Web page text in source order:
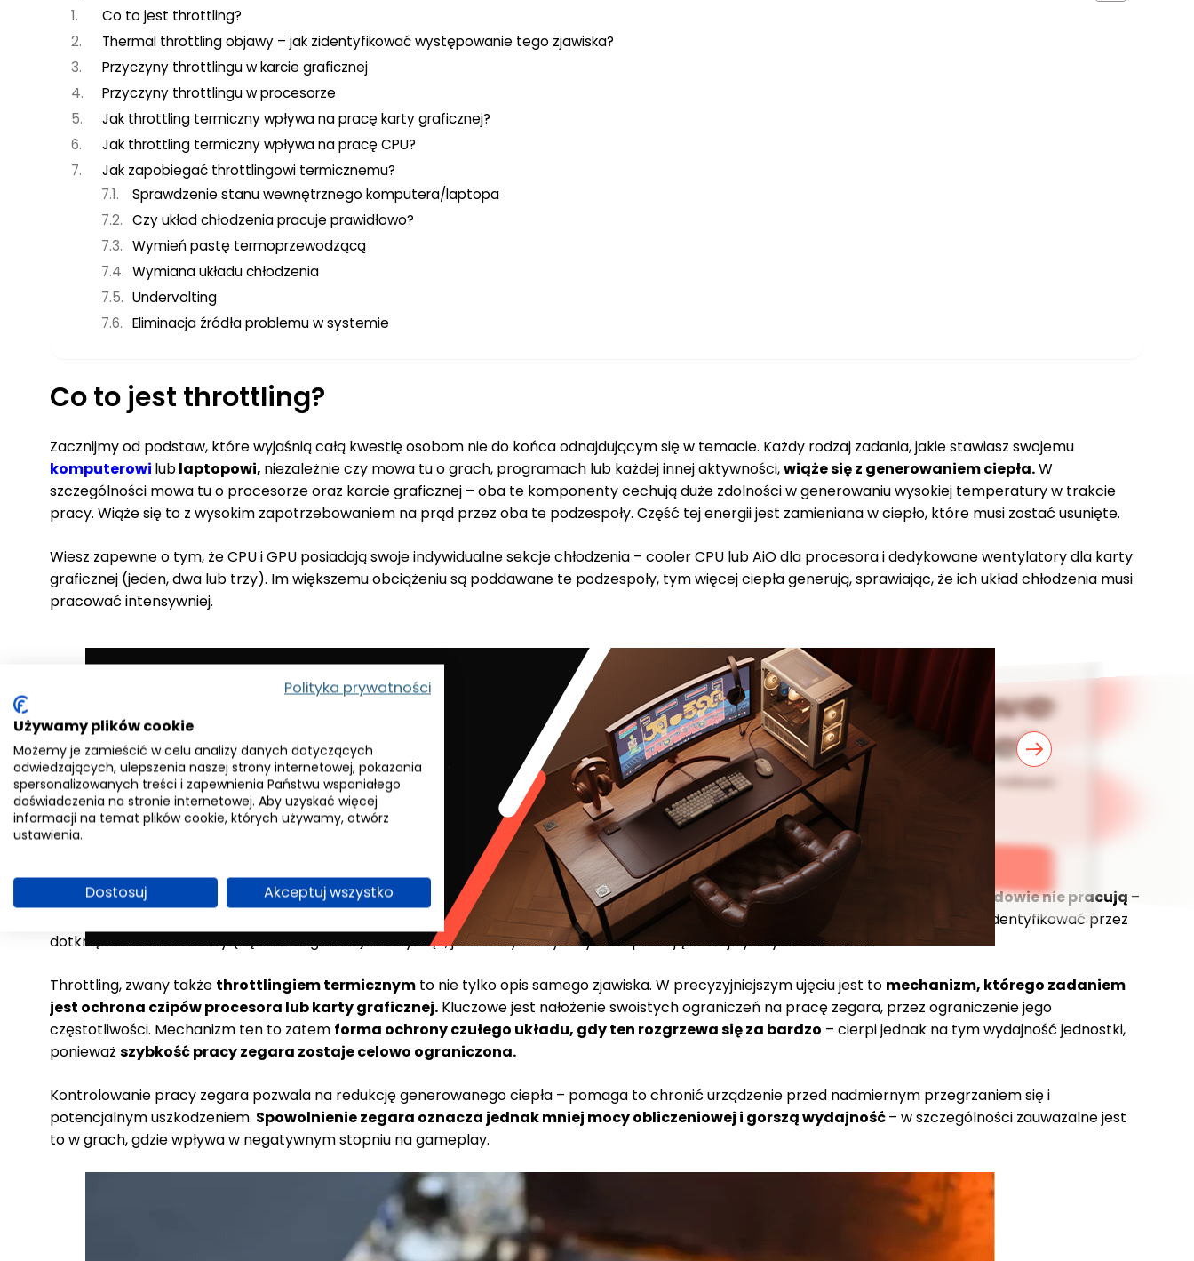
Polityka prywatności
Używamy plików cookie
Możemy je zamieścić w celu analizy danych dotyczących
odwiedzających, ulepszenia naszej strony internetowej, pokazania
spersonalizowanych treści i zapewnienia Państwu wspaniałego
doświadczenia na stronie internetowej. Aby uzyskać więcej
informacji na temat plików cookie, których używamy, otwórz
ustawienia.
Dostosuj Akceptuj wszystko
Co to jest throttling?
Thermal throttling objawy – jak zidentyfikować występowanie tego zjawiska?
Przyczyny throttlingu w karcie graficznej
Przyczyny throttlingu w procesorze
Jak throttling termiczny wpływa na pracę karty graficznej?
Jak throttling termiczny wpływa na pracę CPU?
Jak zapobiegać throttlingowi termicznemu?
Sprawdzenie stanu wewnętrznego komputera/laptopa
Czy układ chłodzenia pracuje prawidłowo?
Wymień pastę termoprzewodzącą
Wymiana układu chłodzenia
Undervolting
Eliminacja źródła problemu w systemie
Co to jest throttling?
Zacznijmy od podstaw, które wyjaśnią całą kwestię osobom nie do końca odnajdującym się w temacie. Każdy rodzaj zadania, jakie stawiasz swojemu
komputerowi lublaptopowi, niezależnie czy mowa tu o grach, programach lub każdej innej aktywności,wiąże się z generowaniem ciepła.W
szczególności mowa tu o procesorze oraz karcie graficznej – oba te komponenty cechują duże zdolności w generowaniu wysokiej temperatury w trakcie
pracy. Wiąże się to z wysokim zapotrzebowaniem na prąd przez oba te podzespoły. Część tej energii jest zamieniana w ciepło, które musi zostać usunięte.
Wiesz zapewne o tym, że CPU i GPU posiadają swoje indywidualne sekcje chłodzenia – cooler CPU lub AiO dla procesora i dedykowane wentylatory dla karty
graficznej (jeden, dwa lub trzy). Im większemu obciążeniu są poddawane te podzespoły, tym więcej ciepła generują, sprawiając, że ich układ chłodzenia musi
pracować intensywniej.
Niekiedy jednak środki te zawodzą.Wentylatory nie mają odpowiedniej mocy, wnętrze obudowy jest zakurzone, wiatraki na obudowie nie pracują –
temperatura we wnętrzu urządzenia rośnie.
Niekiedy można to bardzo łatwo zidentyfikować przez
dotknięcie boku obudowy (będzie rozgrzana) lub słysząc, jak wentylatory cały czas pracują na najwyższych obrotach.
Throttling, zwany także throttlingiem termicznym to nie tylko opis samego zjawiska. W precyzyjniejszym ujęciu jest to mechanizm, którego zadaniem
jest ochrona czipów procesora lub karty graficznej. Kluczowe jest nałożenie swoistych ograniczeń na pracę zegara, przez ograniczenie jego
częstotliwości. Mechanizm ten to zatem forma ochrony czułego układu, gdy ten rozgrzewa się za bardzo – cierpi jednak na tym wydajność jednostki,
ponieważ szybkość pracy zegara zostaje celowo ograniczona.
Kontrolowanie pracy zegara pozwala na redukcję generowanego ciepła – pomaga to chronić urządzenie przed nadmiernym przegrzaniem się i
potencjalnym uszkodzeniem. Spowolnienie zegara oznacza jednak mniej mocy obliczeniowej i gorszą wydajność– w szczególności zauważalne jest
to w grach, gdzie wpływa w negatywnym stopniu na gameplay.